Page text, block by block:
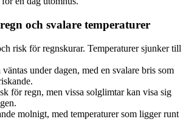
och svalare temperaturer
risk för regnskurar. Temperaturer sjunker till
under dagen, med en svalare bris som
för regn, men vissa solglimtar kan visa sig
molnigt, med temperaturer som ligger runt